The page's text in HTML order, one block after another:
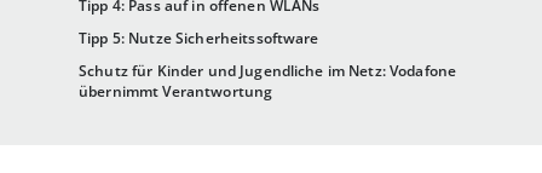
Tipp 4: Pass auf in offenen WLANs
Tipp 5: Nutze Sicherheitssoftware
Schutz für Kinder und Jugendliche im Netz: Vodafone
übernimmt Verantwortung